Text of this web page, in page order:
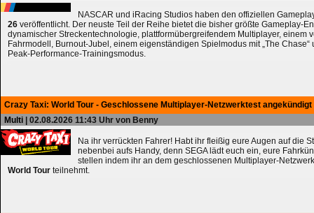
NASCAR und iRacing Studios haben den offiziellen
26 veröffentlicht. Der neuste Teil der Reihe bietet die bisher größte Gameplay-
dynamischer Streckentechnologie, plattformübergreifendem Multiplayer, einem
Fahrmodell, Burnout-Jubel, einem eigenständigen Spielmodus mit „The
Peak-Performance-Trainingsmodus.
Crazy Taxi: World Tour - Geschlossene Multiplayer-Netzwerktest angekündigt
Multi | 02.08.2026 11:43 Uhr von Benny
Na ihr verrückten Fahrer! Habt ihr fleißig eure Augen auf die
nebenbei aufs Handy, denn SEGA lädt euch ein, eure
stellen indem ihr an dem geschlossenen Multiplayer-
World Tour teilnehmt.